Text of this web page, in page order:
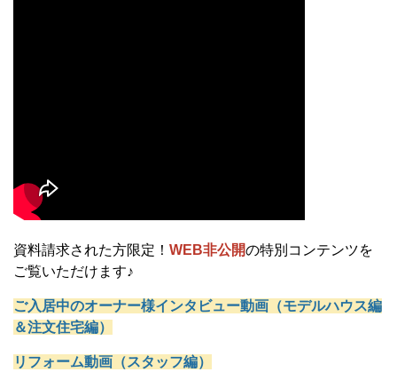
資料請求された方限定！ WEB非公開の特別コンテンツを
ご覧いただけます♪
ご入居中のオーナー様インタビュー動画（モデルハウス編
＆注文住宅編）
リフォーム動画（スタッフ編）